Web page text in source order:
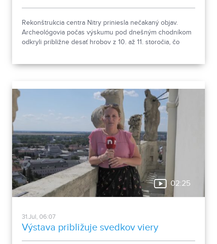
Rekonštrukcia centra Nitry priniesla nečakaný objav.
Archeológovia počas výskumu pod dnešným chodníkom
odkryli približne desať hrobov z 10. až 11. storočia, čo
02:25
31.Jul, 06:07
Výstava približuje svedkov viery